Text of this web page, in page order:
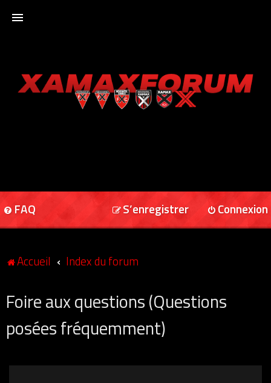
XAMAXFORUM
FAQ Connexion
S’enregistrer
Accueil Index du forum
Foire aux questions (Questions
posées fréquemment)